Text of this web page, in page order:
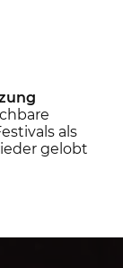
als
gelobt